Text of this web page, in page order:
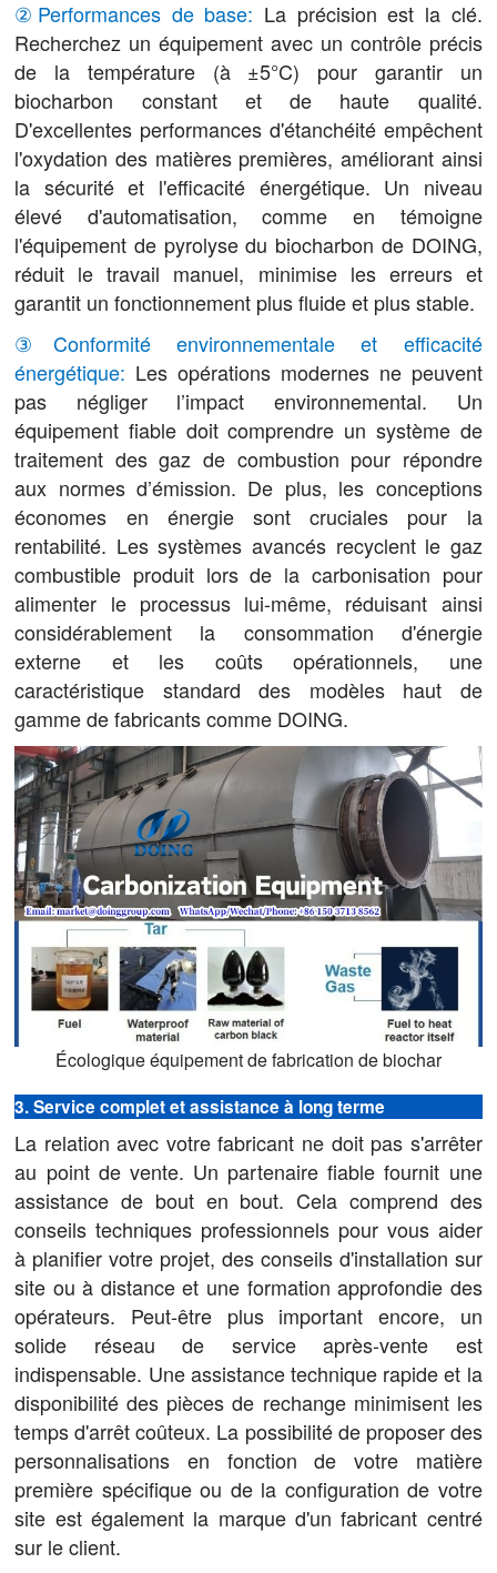
②Performances de base: La précision est la clé.
Recherchez un équipement avec un contrôle précis
de la température (à ±5°C) pour garantir un
biocharbon constant et de haute qualité.
D'excellentes performances d'étanchéité empêchent
l'oxydation des matières premières, améliorant ainsi
la sécurité et l'efficacité énergétique. Un niveau
élevé d'automatisation, comme en témoigne
l'équipement de pyrolyse du biocharbon de DOING,
réduit le travail manuel, minimise les erreurs et
garantit un fonctionnement plus fluide et plus stable.
③Conformité environnementale et efficacité
énergétique: Les opérations modernes ne peuvent
pas négliger l’impact environnemental. Un
équipement fiable doit comprendre un système de
traitement des gaz de combustion pour répondre
aux normes d’émission. De plus, les conceptions
économes en énergie sont cruciales pour la
rentabilité. Les systèmes avancés recyclent le gaz
combustible produit lors de la carbonisation pour
alimenter le processus lui-même, réduisant ainsi
considérablement la consommation d'énergie
externe et les coûts opérationnels, une
caractéristique standard des modèles haut de
gamme de fabricants comme DOING.
Écologiqueéquipement de fabrication de biochar
3. Service complet et assistance à long terme
La relation avec votre fabricant ne doit pas s'arrêter
au point de vente. Un partenaire fiable fournit une
assistance de bout en bout. Cela comprend des
conseils techniques professionnels pour vous aider
à planifier votre projet, des conseils d'installation sur
site ou à distance et une formation approfondie des
opérateurs. Peut-être plus important encore, un
solide réseau de service après-vente est
indispensable. Une assistance technique rapide et la
disponibilité des pièces de rechange minimisent les
temps d'arrêt coûteux. La possibilité de proposer des
personnalisations en fonction de votre matière
première spécifique ou de la configuration de votre
site est également la marque d'un fabricant centré
sur le client.